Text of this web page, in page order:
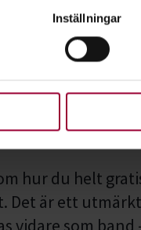
uppgifter
när som helst från
som möjligt
Inställningar
hur du helt
Det är ett
vidare som band